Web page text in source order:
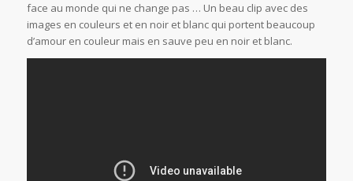
face au monde qui ne change pas … Un beau clip avec des
images en couleurs et en noir et blanc qui portent beaucoup
d’amour en couleur mais en sauve peu en noir et blanc.